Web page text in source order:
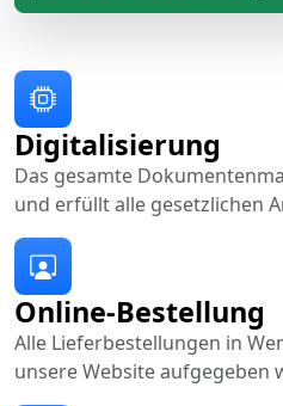
Online-Bestellung
Alle Lieferbestellungen in
unsere Website aufgegeben
Digitalisierung
Das gesamte
und erfüllt alle gesetzlichen